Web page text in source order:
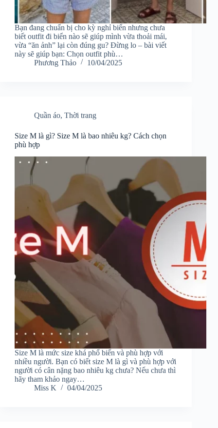
Bạn đang chuẩn bị cho kỳ nghỉ biển nhưng chưa
biết outfit đi biển nào sẽ giúp mình vừa thoải mái,
vừa “ăn ảnh” lại còn đúng gu? Đừng lo – bài viết
này sẽ giúp bạn: Chọn outfit phù…
Phương Thảo
10/04/2025
Quần áo, Thời trang
Size M là gì? Size M là bao nhiêu kg? Cách chọn
phù hợp
Size M là mức size khá phổ biến và phù hợp với
nhiều người. Bạn có biết size M là gì và phù hợp với
người có cân nặng bao nhiêu kg chưa? Nếu chưa thì
hãy tham khảo ngay…
Miss K
04/04/2025